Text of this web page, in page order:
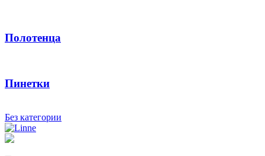
Полотенца
Пинетки
Без категории